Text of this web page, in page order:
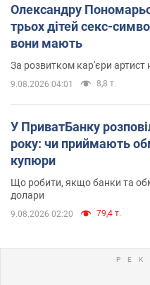
Олександру
трьох дітей секс-
вони мають
За розвитком кар'єри артист
9.08.2026 04:01 8,8 т.
У ПриватБанку
року: чи приймають
купюри
Що робити, якщо банки та
долари
9.08.2026 02:20 79,4 т.